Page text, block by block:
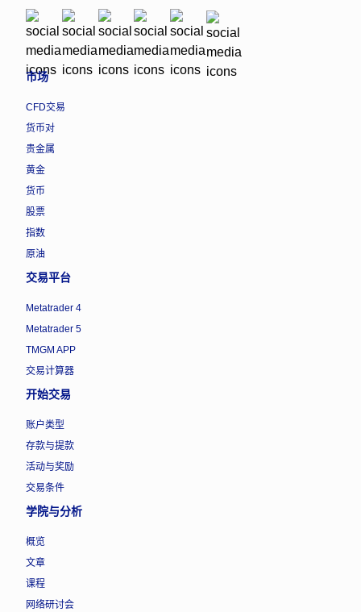
市场
CFD交易
货币对
贵金属
黄金
货币
股票
指数
原油
交易平台
Metatrader 4
Metatrader 5
TMGM APP
交易计算器
开始交易
账户类型
存款与提款
活动与奖励
交易条件
学院与分析
概览
文章
课程
网络研讨会